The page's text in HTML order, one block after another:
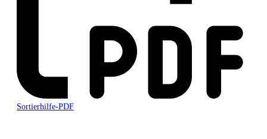
Sortierhilfe-PDF